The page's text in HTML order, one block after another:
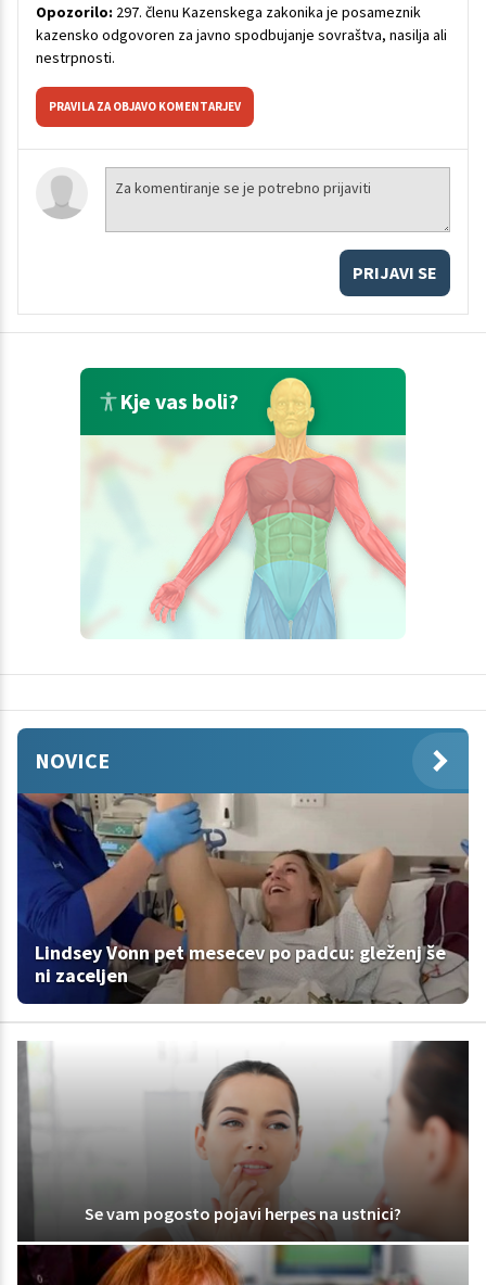
Opozorilo: 297. členu Kazenskega zakonika je posameznik
kazensko odgovoren za javno spodbujanje sovraštva, nasilja ali
nestrpnosti.
PRAVILA ZA OBJAVO KOMENTARJEV
PRIJAVI SE
Kje vas boli?
NOVICE
Lindsey Vonn pet mesecev po padcu: gleženj še
ni zaceljen
Se vam pogosto pojavi herpes na ustnici?